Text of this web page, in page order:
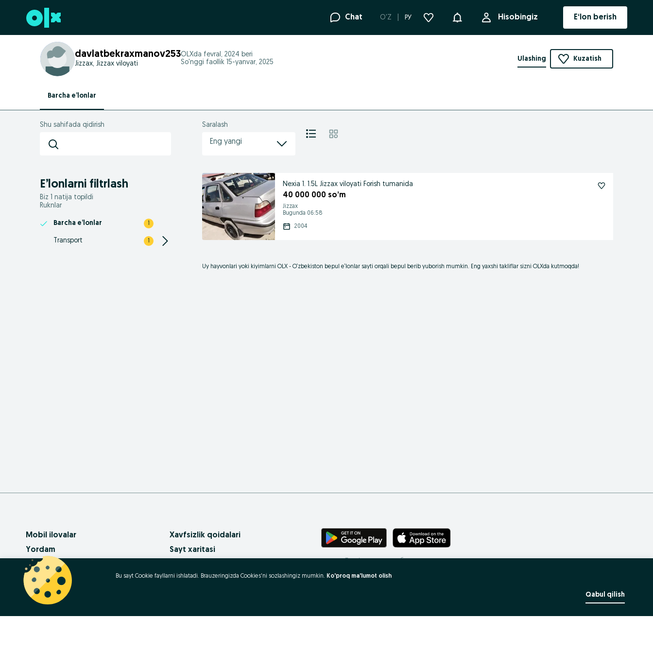
Futerga oʻtish Chat O'Z РУ Bildirishnoma Hisobingiz E‘lon berish
davlatbekraxmanov253
Jizzax, Jizzax viloyati
OLXda fevral, 2024 beri
So'nggi faollik 15-yanvar, 2025
Kuzatish
Ulashing
Barcha e’lonlar
Shu sahifada qidirish
E’lonlarni filtrlash
Biz 1 natija topildi
Ruknlar
Barcha e’lonlar 1
Transport 1
Saralash
Eng yangi
Nexia 1. 1.5L Jizzax viloyati Forish tumanida
40 000 000 so’m
Jizzax
Bugunda 06:58
2004
Uy hayvonlari yoki kiyimlarni OLX - O‘zbekiston bepul e‘lonlar sayti orqali bepul berib yuborish mumkin. Eng yaxshi takliflar sizni OLXda kutmoqda!
Mobil ilovalar
Yordam
Pullik xizmatlar
OLX da biznes
Foydalanish shartlari
Xavfsizlik qoidalari
Sayt xaritasi
Biznes-sahifa xaritasi
Bu sayt Cookie fayllarni ishlatadi. Brauzeringizda Cookies'ni sozlashingiz mumkin. Ko'proq ma'lumot olish
Qabul qilish